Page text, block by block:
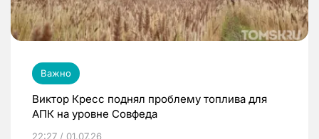
Важно
Виктор Кресс поднял проблему топлива для
АПК на уровне Совфеда
22:27 / 01.07.26